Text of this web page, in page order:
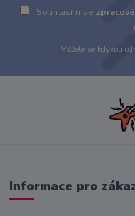
Souhlasím se
Můžete se kdykoli
Informace pro